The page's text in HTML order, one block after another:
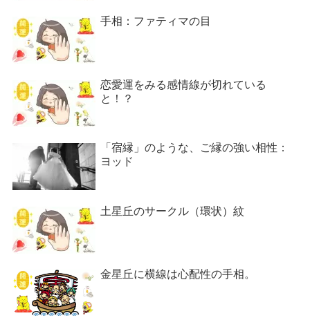
手相：ファティマの目
恋愛運をみる感情線が切れている
と！？
「宿縁」のような、ご縁の強い相性：
ヨッド
土星丘のサークル（環状）紋
金星丘に横線は心配性の手相。